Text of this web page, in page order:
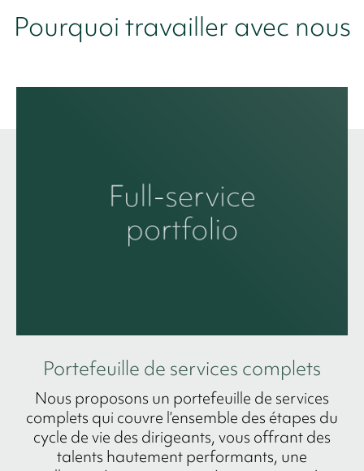
Pourquoi travailler avec nous
Portefeuille de services complets
Nous proposons un portefeuille de services
complets qui couvre l’ensemble des étapes du
cycle de vie des dirigeants, vous offrant des
talents hautement performants, une